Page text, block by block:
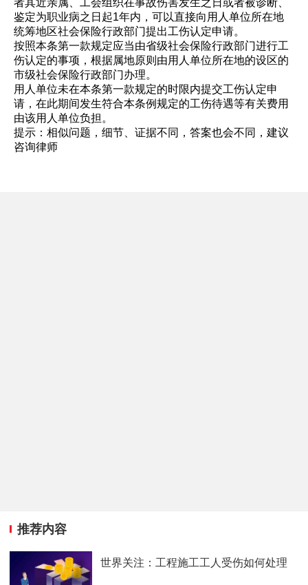
鉴定为职业病之日起1年内，可以直接向用人单位所在地
统筹地区社会保险行政部门提出工伤认定申请。
按照本条第一款规定应当由省级社会保险行政部门进行工
伤认定的事项，根据属地原则由用人单位所在地的设区的
市级社会保险行政部门办理。
用人单位未在本条第一款规定的时限内提交工伤认定申
请，在此期间发生符合本条例规定的工伤待遇等有关费用
由该用人单位负担。
提示：相似问题，细节、证据不同，答案也会不同，建议
咨询律师
推荐内容
世界关注：工程施工工人受伤如何处理